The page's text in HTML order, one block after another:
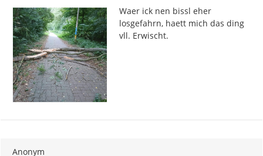
Waer ick nen bissl eher
losgefahrn, haett mich das ding
vll. Erwischt.
Anonym